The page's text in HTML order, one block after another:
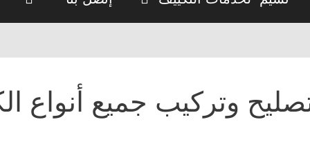
وتركيب جميع أنواع